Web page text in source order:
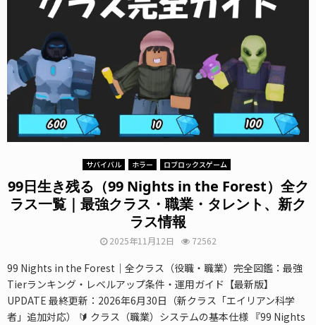
サバイバル ホラー ロブロックスゲーム
99日生き残る（99 Nights in the Forest）全ク
ラス一覧｜最強クラス・職業・タレント、新ク
ラス情報
2025年11月12日 72562
99 Nights in the Forest｜全クラス（役職・職業）完全図鑑：最強
Tierランキング・レベルアップ条件・運用ガイド【最新版】
UPDATE 最終更新：2026年6月30日（新クラス「エイリアン科学
者」追加対応） 🔰 クラス（職業）システムの基本仕様 『99 Nights